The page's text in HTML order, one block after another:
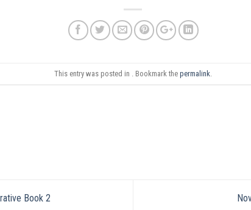
This entry was posted in . Bookmark the permalink
Book 2